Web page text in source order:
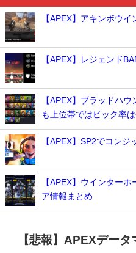
【APEX】アキンボウ
【APEX】レジェンド
【APEX】ブラッドハ
も上位帯ではピック率
【APEX】SP2でコンジ
【APEX】ウインター
ア情報まとめ
【悲報】APEXデー